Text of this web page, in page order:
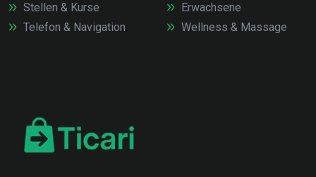
Stellen & Kurse
Telefon & Navigation
Erwachsene
Wellness & Massage